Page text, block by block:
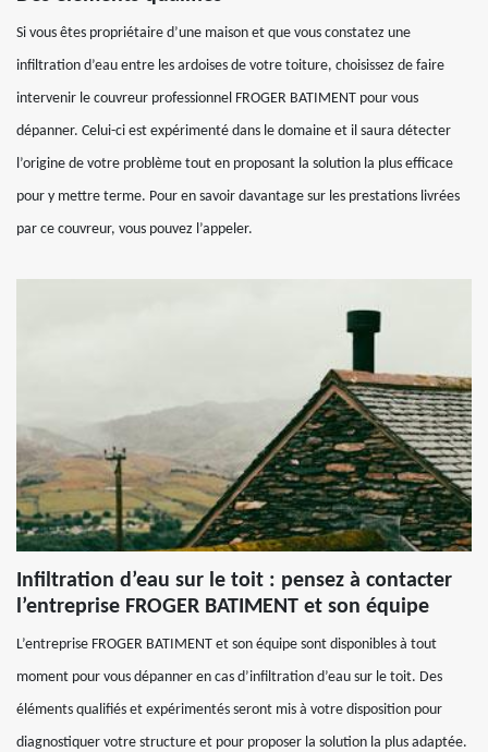
Si vous êtes propriétaire d’une maison et que vous constatez une
infiltration d’eau entre les ardoises de votre toiture, choisissez de faire
intervenir le couvreur professionnel FROGER BATIMENT pour vous
dépanner. Celui-ci est expérimenté dans le domaine et il saura détecter
l’origine de votre problème tout en proposant la solution la plus efficace
pour y mettre terme. Pour en savoir davantage sur les prestations livrées
par ce couvreur, vous pouvez l’appeler.
Infiltration d’eau sur le toit : pensez à contacter
l’entreprise FROGER BATIMENT et son équipe
L’entreprise FROGER BATIMENT et son équipe sont disponibles à tout
moment pour vous dépanner en cas d’infiltration d’eau sur le toit. Des
éléments qualifiés et expérimentés seront mis à votre disposition pour
diagnostiquer votre structure et pour proposer la solution la plus adaptée.